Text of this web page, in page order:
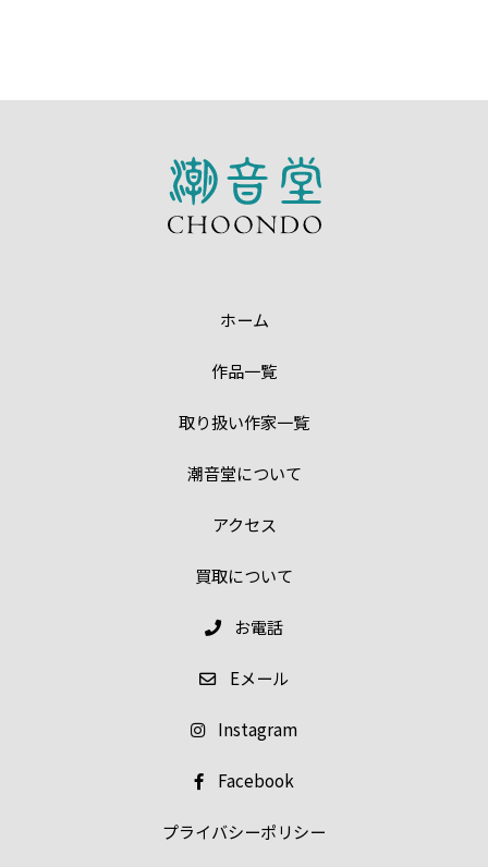
ホーム
作品一覧
取り扱い作家一覧
潮音堂について
アクセス
買取について
お電話
Eメール
Instagram
Facebook
プライバシーポリシー